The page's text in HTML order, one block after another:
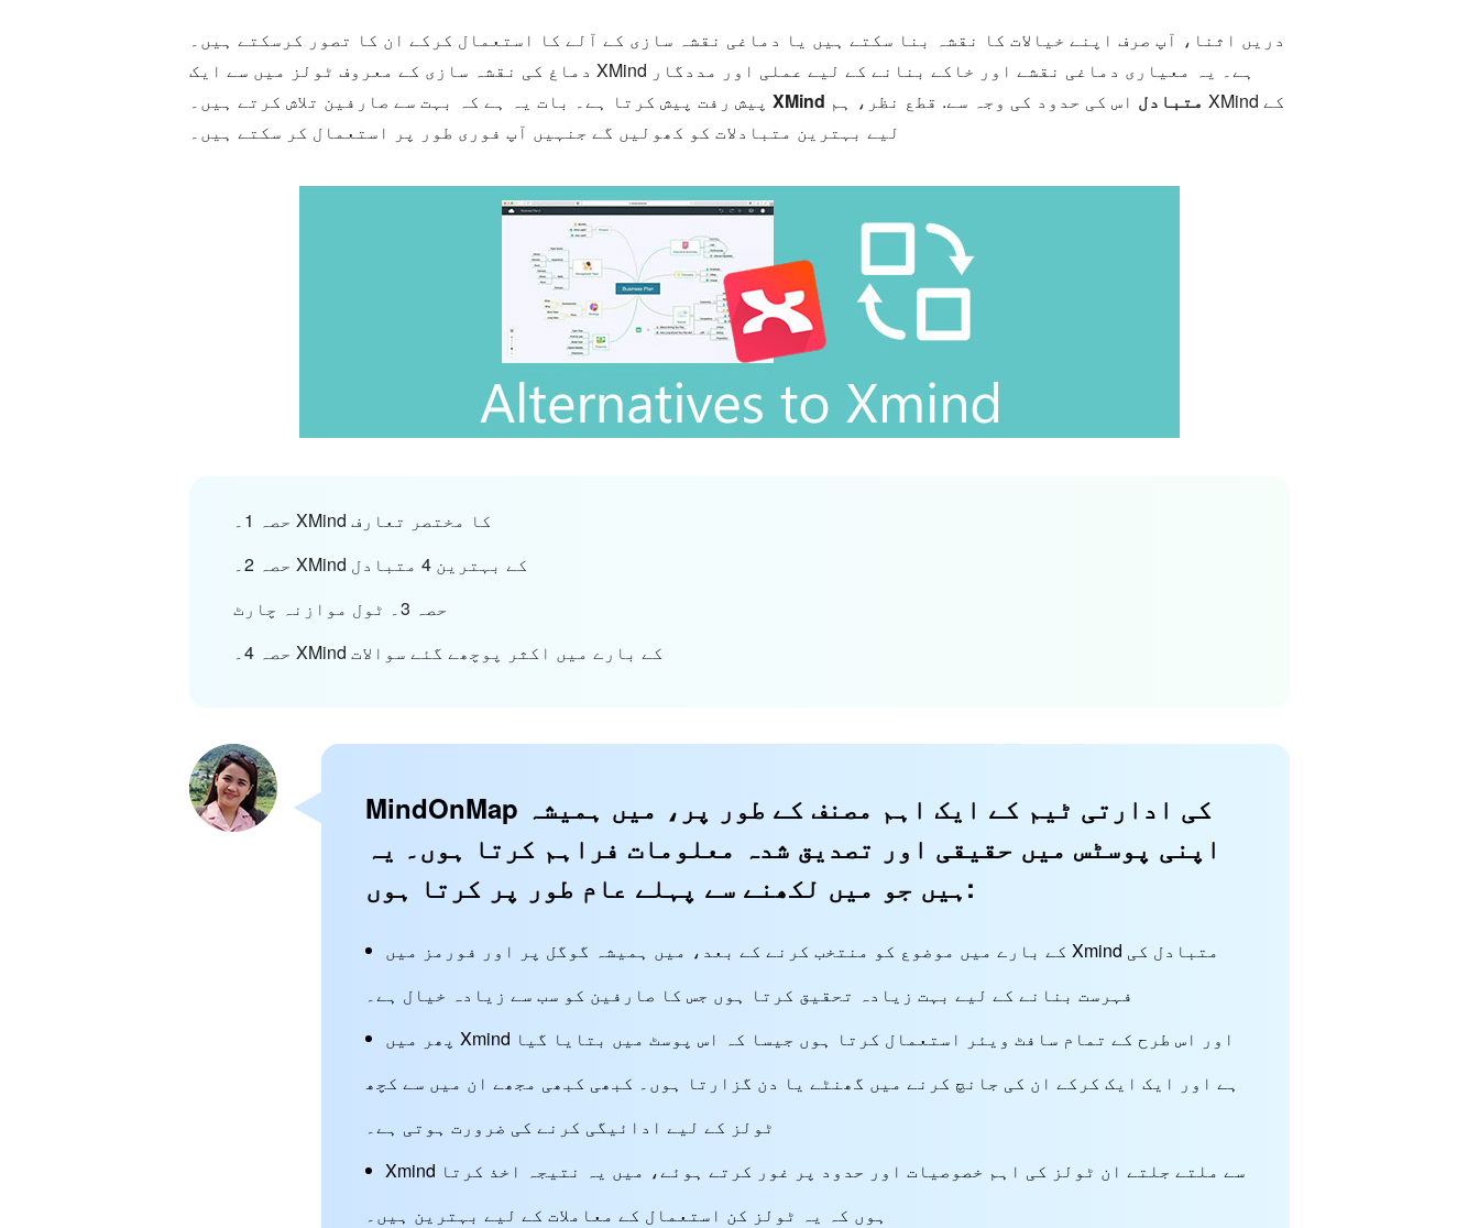
دریں اثنا، آپ صرف اپنے خیالات کا نقشہ بنا سکتے ہیں یا دماغی نقشہ سازی کے آلے کا استعمال کرکے ان کا تصور کرسکتے ہیں۔
دماغ کی نقشہ سازی کے معروف ٹولز میں سے ایک XMind ہے۔ یہ معیاری دماغی نقشے اور خاکے بنانے کے لیے عملی اور مددگار
XMind متبادل اس کی حدود کی وجہ سے. قطع نظر، ہم XMind کے
لیے بہترین متبادلات کو کھولیں گے جنہیں آپ فوری طور پر استعمال کر سکتے ہیں۔
حصہ 1۔ XMind کا مختصر تعارف
حصہ 2۔ XMind کے بہترین 4 متبادل
حصہ 3۔ ٹول موازنہ چارٹ
حصہ 4۔ XMind کے بارے میں اکثر پوچھے گئے سوالات
MindOnMap کی ادارتی ٹیم کے ایک اہم مصنف کے طور پر، میں ہمیشہ
اپنی پوسٹس میں حقیقی اور تصدیق شدہ معلومات فراہم کرتا ہوں۔ یہ
ہیں جو میں لکھنے سے پہلے عام طور پر کرتا ہوں:
کے بارے میں موضوع کو منتخب کرنے کے بعد، میں ہمیشہ گوگل پر اور فورمز میں Xmind متبادل کی
فہرست بنانے کے لیے بہت زیادہ تحقیق کرتا ہوں جس کا صارفین کو سب سے زیادہ خیال ہے۔
پھر میں Xmind اور اس طرح کے تمام سافٹ ویئر استعمال کرتا ہوں جیسا کہ اس پوسٹ میں بتایا گیا
ہے اور ایک ایک کرکے ان کی جانچ کرنے میں گھنٹے یا دن گزارتا ہوں۔ کبھی کبھی مجھے ان میں سے کچھ
ٹولز کے لیے ادائیگی کرنے کی ضرورت ہوتی ہے۔
Xmind سے ملتے جلتے ان ٹولز کی اہم خصوصیات اور حدود پر غور کرتے ہوئے، میں یہ نتیجہ اخذ کرتا
ہوں کہ یہ ٹولز کن استعمال کے معاملات کے لیے بہترین ہیں۔